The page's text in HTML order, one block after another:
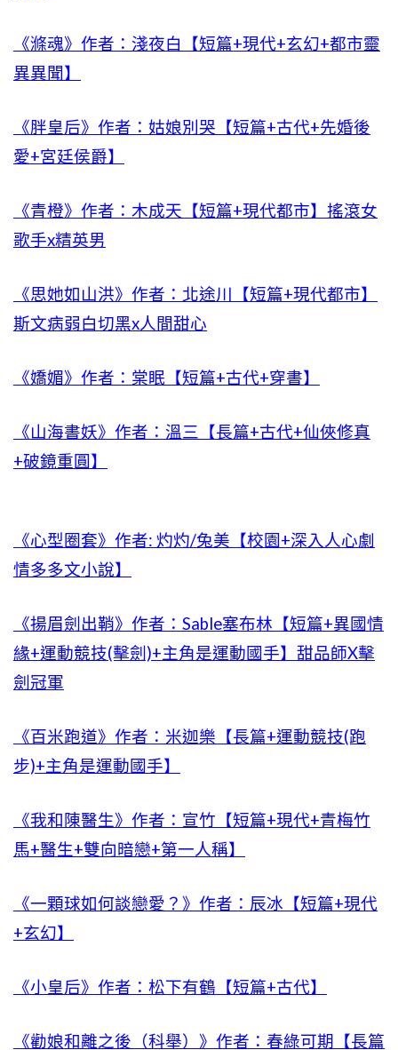
《滌魂》作者：淺夜白【短篇+現代+玄幻+都市靈
異異聞】
《胖皇后》作者：姑娘別哭【短篇+古代+先婚後
愛+宮廷侯爵】
《青橙》作者：木成天【短篇+現代都市】搖滾女
歌手x精英男
《思她如山洪》​​​​作者：北途川【短篇+現代都市】
斯文病弱白切黑x人間甜心
《嬌媚》作者：棠眠【短篇+古代+穿書】
《山海書妖》作者：溫三【長篇+古代+仙俠修真
+破鏡重圓】
《心型圈套》作者: 灼灼/兔美【校園+深入人心劇
情多多文小說】
《揚眉劍出鞘》作者：Sable塞布林【短篇+異國情
緣+運動競技(擊劍)+主角是運動國手】甜品師X擊
劍冠軍
《百米跑道》作者：米迦樂【長篇+運動競技(跑
步)+主角是運動國手】
《我和陳醫生》作者：宣竹【短篇+現代+青梅竹
馬+醫生+雙向暗戀+第一人稱】
《一顆球如何談戀愛？》作者：辰冰【短篇+現代
+玄幻】
《小皇后》作者：松下有鶴【短篇+古代】
《勸娘和離之後（科舉）》作者：春綠可期【長篇